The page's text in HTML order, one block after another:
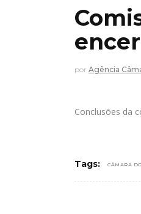
por Agência
Conclusões da
Tags: CÂMARA